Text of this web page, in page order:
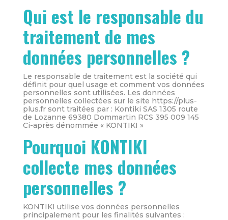
Qui est le responsable du
traitement de mes
données personnelles ?
Le responsable de traitement est la société qui
définit pour quel usage et comment vos données
personnelles sont utilisées. Les données
personnelles collectées sur le site https://plus-
plus.fr sont traitées par : Kontiki SAS 1305 route
de Lozanne 69380 Dommartin RCS 395 009 145
Ci-après dénommée « KONTIKI »
Pourquoi KONTIKI
collecte mes données
personnelles ?
KONTIKI utilise vos données personnelles
principalement pour les finalités suivantes :